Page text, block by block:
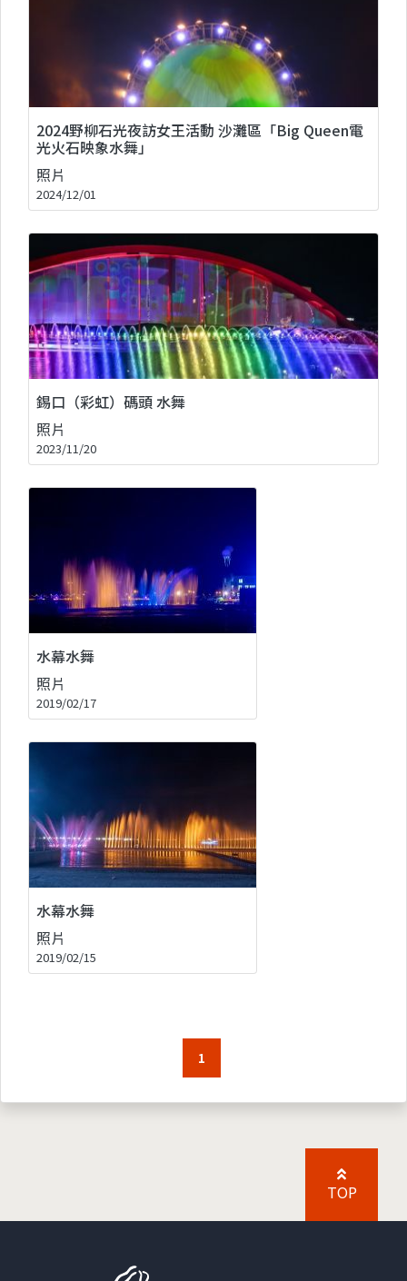
2024野柳石光夜訪女王活動 沙灘區「Big Queen電
光火石映象水舞」
照片
2024/12/01
錫口（彩虹）碼頭 水舞
照片
2023/11/20
水幕水舞
照片
2019/02/17
水幕水舞
照片
2019/02/15
1
TOP